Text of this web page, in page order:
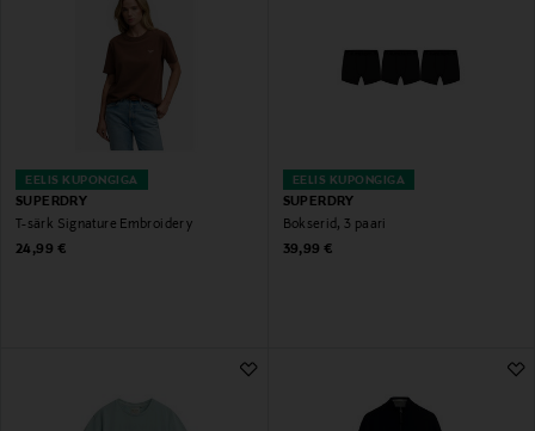
EELIS KUPONGIGA
SUPERDRY
T-särk Signature Embroidery
Original Price
24,99 €
EELIS KUPONGIGA
SUPERDRY
Bokserid, 3 paari
Original Price
39,99 €